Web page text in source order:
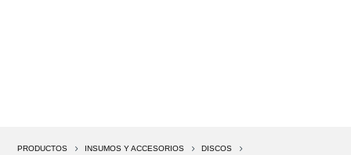
PRODUCTOS 5 INSUMOS Y ACCESORIOS 5 DISCOS 5